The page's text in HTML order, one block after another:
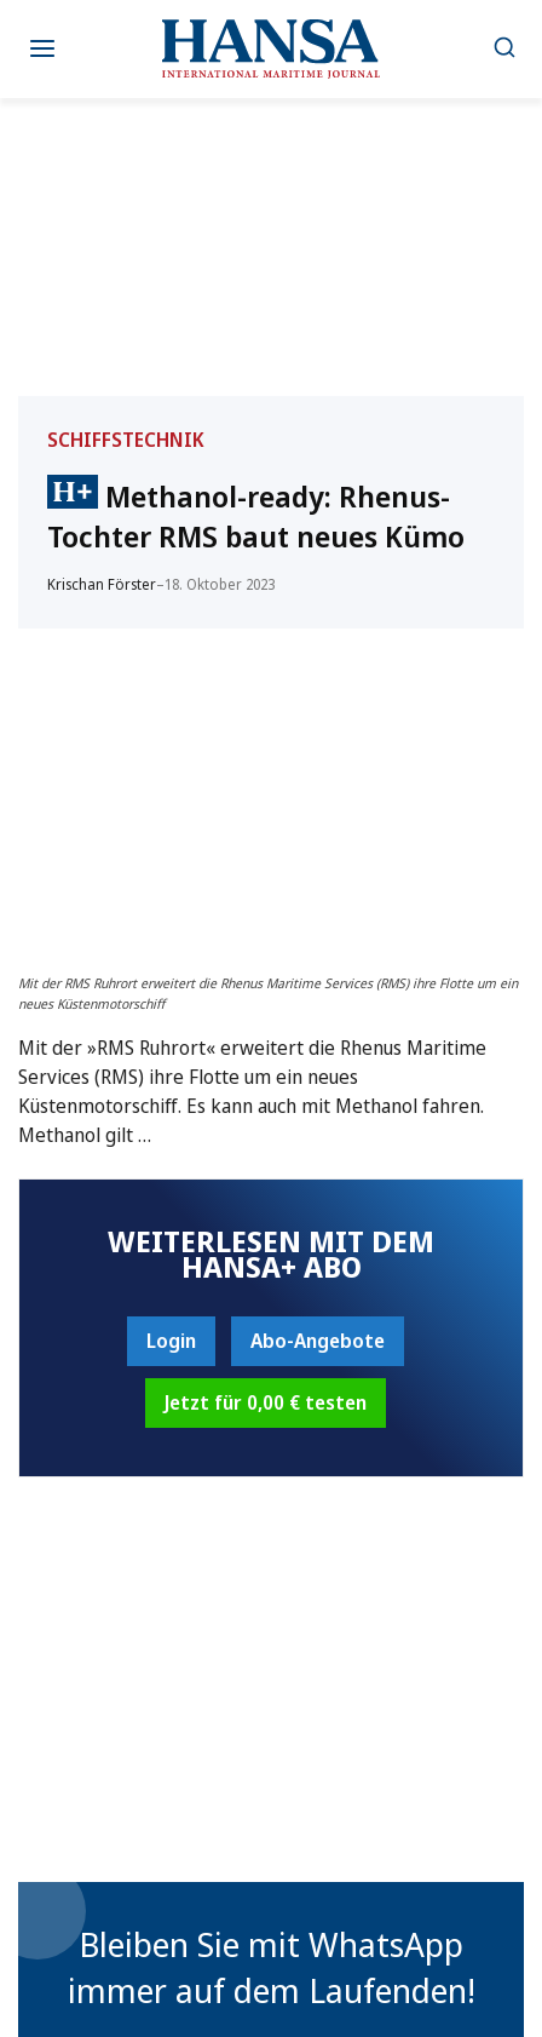
Inhalt
SCHIFFSTECHNIK
Methanol-ready: Rhenus-
Tochter RMS baut neues Kümo
Krischan Förster–18. Oktober 2023
Mit der RMS Ruhrort erweitert die Rhenus Maritime Services (RMS) ihre Flotte um ein
neues Küstenmotorschiff
Mit der »RMS Ruhrort« erweitert die Rhenus Maritime
Services (RMS) ihre Flotte um ein neues
Küstenmotorschiff. Es kann auch mit Methanol fahren.
Methanol gilt …
WEITERLESEN MIT DEM
HANSA+ ABO
Login Abo-Angebote
Jetzt für 0,00 € testen
Bleiben Sie mit WhatsApp
immer auf dem Laufenden!